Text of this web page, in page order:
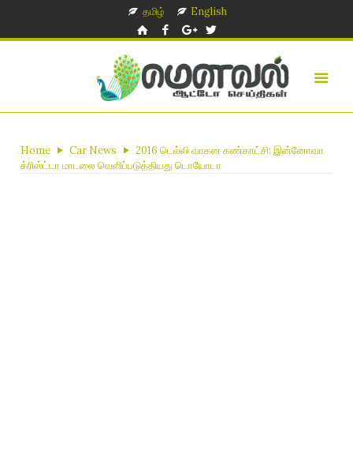
தமிழ் English
Home Car News
2016 டெல்லி வாகன கண்காட்சி: இன்னோவா
க்ரிஸ்ட்டா மாடலை வெளிப்படுத்தியது டொயோடா